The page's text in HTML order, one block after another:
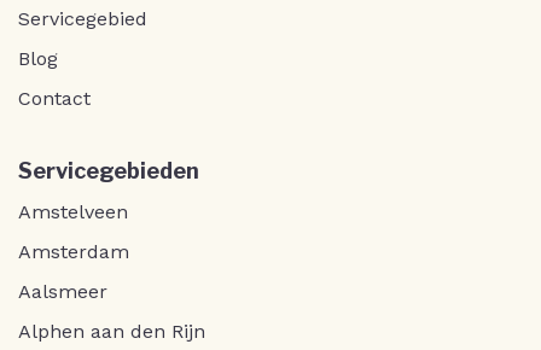
Servicegebied
Blog
Contact
Servicegebieden
Amstelveen
Amsterdam
Aalsmeer
Alphen aan den Rijn